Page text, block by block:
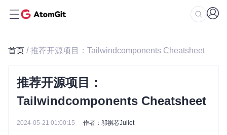
首页 / 推荐开源项目：Tailwindcomponents Cheatsheet
推荐开源项目：
Tailwindcomponents Cheatsheet
2024-05-21 01:00:15 作者：邬祺芯Juliet